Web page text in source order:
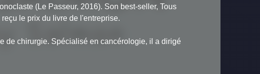
(Le Passeur, 2016). Son best-seller,Tous
le prix du livre de l'entreprise.
de chirurgie. Spécialisé en cancérologie, il a dirigé